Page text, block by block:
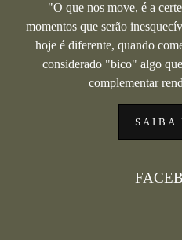
"O que nos move, é a
momentos que serão
hoje é diferente, quando
considerado "bico" algo
complementar
SAIBA